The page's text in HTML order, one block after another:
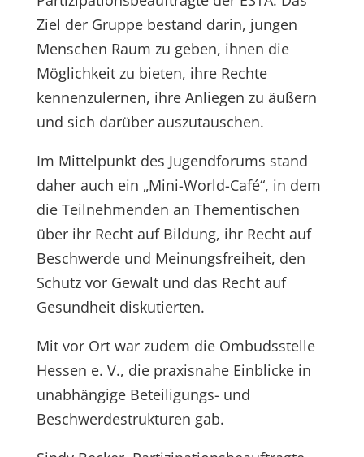
Ziel der Gruppe bestand darin, jungen
Menschen Raum zu geben, ihnen die
Möglichkeit zu bieten, ihre Rechte
kennenzulernen, ihre Anliegen zu äußern
und sich darüber auszutauschen.
Im Mittelpunkt des Jugendforums stand
daher auch ein „Mini-World-Café“, in dem
die Teilnehmenden an Thementischen
über ihr Recht auf Bildung, ihr Recht auf
Beschwerde und Meinungsfreiheit, den
Schutz vor Gewalt und das Recht auf
Gesundheit diskutierten.
Mit vor Ort war zudem die Ombudsstelle
Hessen e. V., die praxisnahe Einblicke in
unabhängige Beteiligungs- und
Beschwerdestrukturen gab.